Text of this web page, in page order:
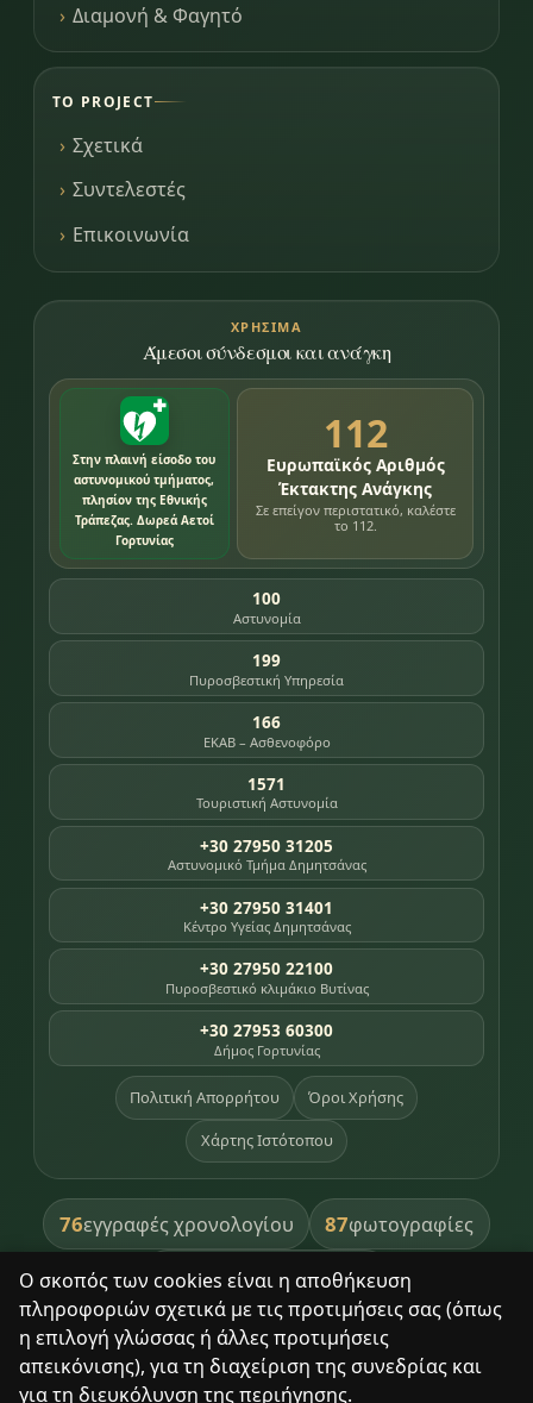
Ο σκοπός των cookies είναι η αποθήκευση
πληροφοριών σχετικά με τις προτιμήσεις σας (όπως
η επιλογή γλώσσας ή άλλες προτιμήσεις
απεικόνισης), για τη διαχείριση της συνεδρίας και
για τη διευκόλυνση της περιήγησης.
Διαμονή & Φαγητό
ΤΟ PROJECT
Σχετικά
Συντελεστές
Επικοινωνία
ΧΡΉΣΙΜΑ
Άμεσοι σύνδεσμοι και ανάγκη
Στην πλαινή είσοδο του
αστυνομικού τμήματος,
πλησίον της Εθνικής
Τράπεζας. Δωρεά Αετοί
Γορτυνίας
112
Ευρωπαϊκός Αριθμός
Έκτακτης Ανάγκης
Σε επείγον περιστατικό, καλέστε
το 112.
100
Αστυνομία
199
Πυροσβεστική Υπηρεσία
166
ΕΚΑΒ – Ασθενοφόρο
1571
Τουριστική Αστυνομία
+30 27950 31205
Αστυνομικό Τμήμα Δημητσάνας
+30 27950 31401
Κέντρο Υγείας Δημητσάνας
+30 27950 22100
Πυροσβεστικό κλιμάκιο Βυτίνας
+30 27953 60300
Δήμος Γορτυνίας
Πολιτική Απορρήτου Όροι Χρήσης
Χάρτης Ιστότοπου
76εγγραφές χρονολογίου 87φωτογραφίες
391βιβλία βιβλιοθήκης
8σημεία κληρονομιάς